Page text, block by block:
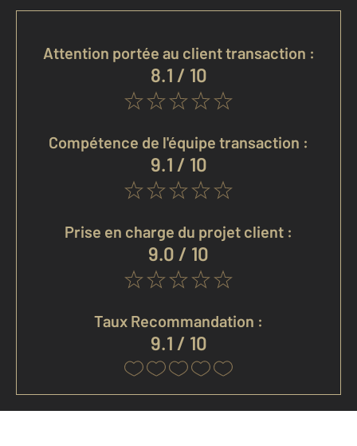
Attention portée au client transaction :
8.1 / 10
Compétence de l'équipe transaction :
9.1 / 10
Prise en charge du projet client :
9.0 / 10
Taux Recommandation :
9.1 / 10